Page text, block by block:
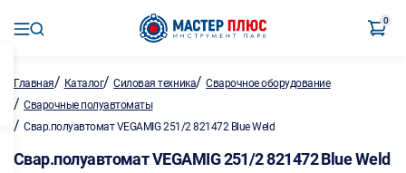
0
Главная/ Каталог/Силовая техника/Сварочное оборудование
/ Сварочные полуавтоматы
/ Свар.полуавтомат VEGAMIG 251/2 821472 Blue Weld
Свар.полуавтомат VEGAMIG 251/2 821472 Blue Weld